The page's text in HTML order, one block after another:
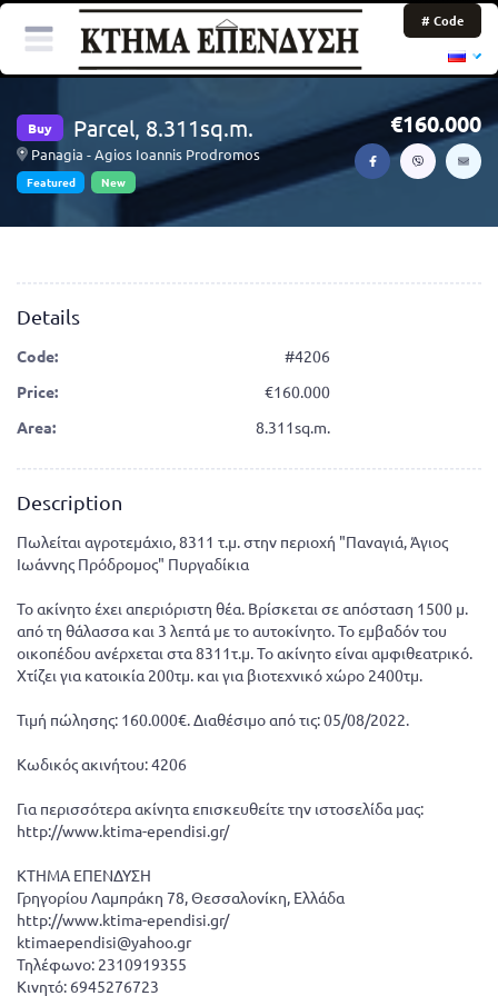
# Code
Buy Parcel, 8.311sq.m.
Panagia - Agios Ioannis Prodromos
Featured New
160.000
Details
Code:
#4206
Price:
160.000
Area:
8.311sq.m.
Description
Πωλείται αγροτεμάχιο, 8311 τ.μ. στην περιοχή "Παναγιά, Άγιος
Ιωάννης Πρόδρομος" Πυργαδίκια
Το ακίνητο έχει απεριόριστη θέα. Βρίσκεται σε απόσταση 1500 μ.
από τη θάλασσα και 3 λεπτά με το αυτοκίνητο. Το εμβαδόν του
οικοπέδου ανέρχεται στα 8311τ.μ. Το ακίνητο είναι αμφιθεατρικό.
Χτίζει για κατοικία 200τμ. και για βιοτεχνικό χώρο 2400τμ.
Τιμή πώλησης: 160.000€. Διαθέσιμο από τις: 05/08/2022.
Κωδικός ακινήτου: 4206
Για περισσότερα ακίνητα επισκευθείτε την ιστοσελίδα μας:
http://www.ktima-ependisi.gr/
ΚΤΗΜΑ ΕΠΕΝΔΥΣΗ
Γρηγορίου Λαμπράκη 78, Θεσσαλονίκη, Ελλάδα
http://www.ktima-ependisi.gr/
ktimaependisi@yahoo.gr
Τηλέφωνο: 2310919355
Κινητό: 6945276723